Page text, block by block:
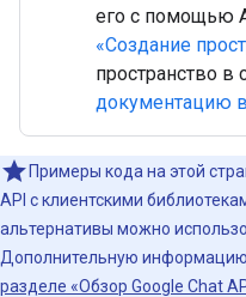
его с помощью
«Создание
пространство в
документацию
Примеры кода на этой
API с клиентскими
альтернативы можно
Дополнительную информацию
разделе «Обзор Google Chat